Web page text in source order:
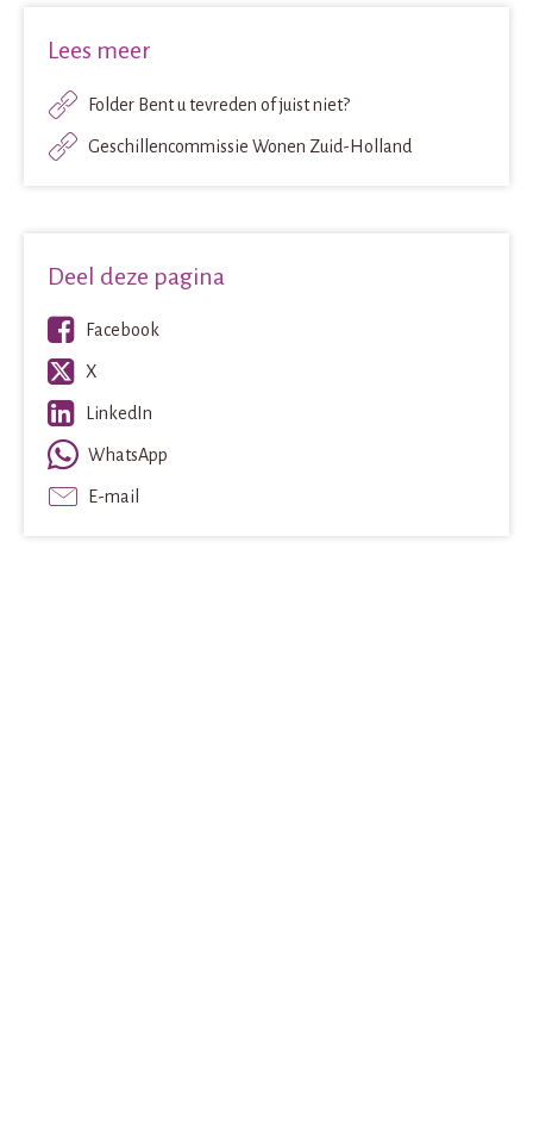
Lees meer
Folder Bent u tevreden of juist niet?
Geschillencommissie Wonen Zuid-Holland
Deel deze pagina
Facebook
X
LinkedIn
WhatsApp
E-mail